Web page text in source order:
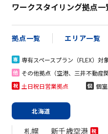
ワークスタイリング拠点一
拠点一覧 エリア一覧
専 専有スペースプラン（FLEX）対
他 その他拠点（空港、三井不動産
祝 土日祝日営業拠点 個 個
北海道
札幌 新千歳空港 祝